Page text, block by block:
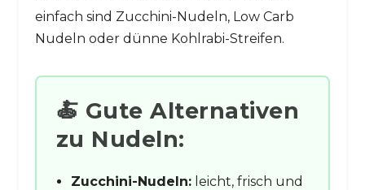
einfach sind Zucchini-Nudeln, Low Carb
Nudeln oder dünne Kohlrabi-Streifen.
🍝 Gute Alternativen
zu Nudeln:
Zucchini-Nudeln:leicht, frisch und